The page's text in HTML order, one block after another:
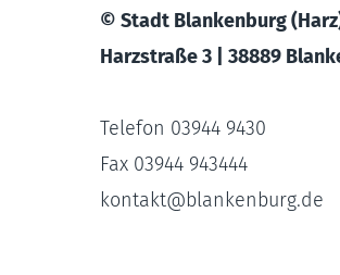
© Stadt Blankenburg
Harzstraße 3 | 38889
Telefon 03944 9430
Fax 03944 943444
kontakt@blankenburg.de